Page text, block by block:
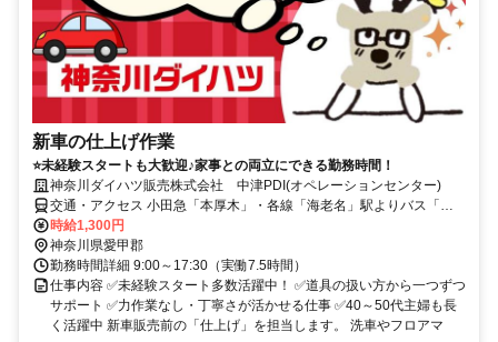
新車の仕上げ作業
⭐未経験スタートも大歓迎♪家事との両立にできる勤務時間！
神奈川ダイハツ販売株式会社 中津PDI(オペレーションセンター)
交通・アクセス 小田急「本厚木」・各線「海老名」駅よりバス「局
前」下車3分
時給1,300円
神奈川県愛甲郡
勤務時間詳細 9:00～17:30（実働7.5時間）
仕事内容 ✅未経験スタート多数活躍中！ ✅道具の扱い方から一つずつ
サポート ✅力作業なし・丁寧さが活かせる仕事 ✅40～50代主婦も長
く活躍中 新車販売前の「仕上げ」を担当します。 洗車やフロアマ